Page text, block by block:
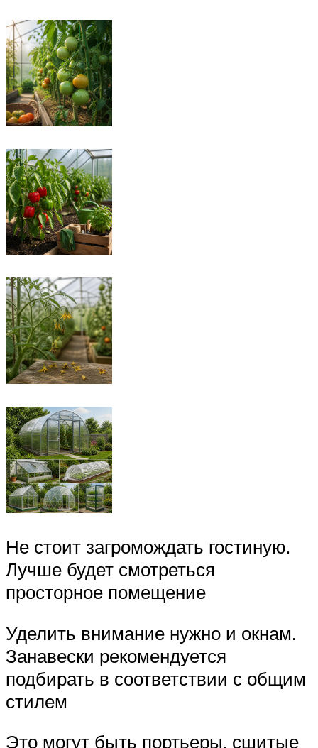
Не стоит загромождать гостиную.
Лучше будет смотреться
просторное помещение
Уделить внимание нужно и окнам.
Занавески рекомендуется
подбирать в соответствии с общим
стилем
Это могут быть портьеры, сшитые